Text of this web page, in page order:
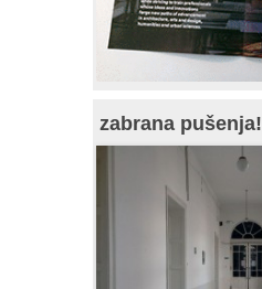
zabrana pušenja!